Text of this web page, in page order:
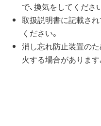
で、換気をしてくださ
取扱説明書に記載さ
ください。
消し忘れ防止装置の
火する場合があります